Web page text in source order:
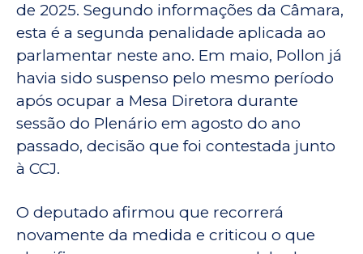
de 2025. Segundo informações da Câmara,
esta é a segunda penalidade aplicada ao
parlamentar neste ano. Em maio, Pollon já
havia sido suspenso pelo mesmo período
após ocupar a Mesa Diretora durante
sessão do Plenário em agosto do ano
passado, decisão que foi contestada junto
à CCJ.
O deputado afirmou que recorrerá
novamente da medida e criticou o que